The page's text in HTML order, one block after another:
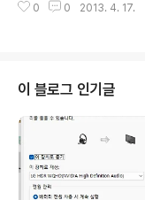
는 듯이. 1사 삼루에 제발 점
율 기억하기론 도합 네번의
한 불펜을 준비했지만 예상
가 정대현의 커브와 김사율 체
0 0 2013. 4. 17.
이 블로그 인기글